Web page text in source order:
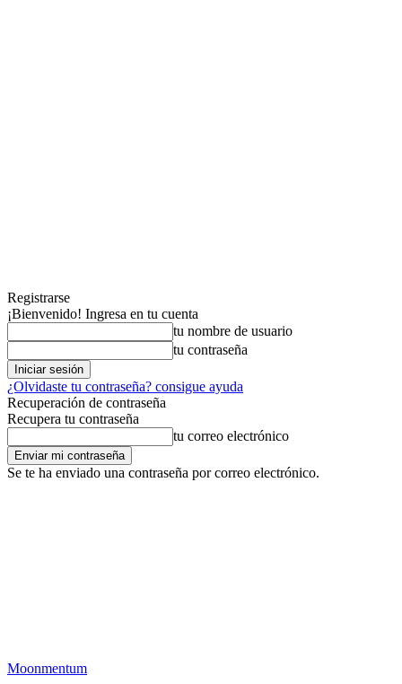
Registrarse
¡Bienvenido! Ingresa en tu cuenta
tu nombre de usuario
tu contraseña
¿Olvidaste tu contraseña? consigue ayuda
Recuperación de contraseña
Recupera tu contraseña
tu correo electrónico
Se te ha enviado una contraseña por correo electrónico.
Moonmentum